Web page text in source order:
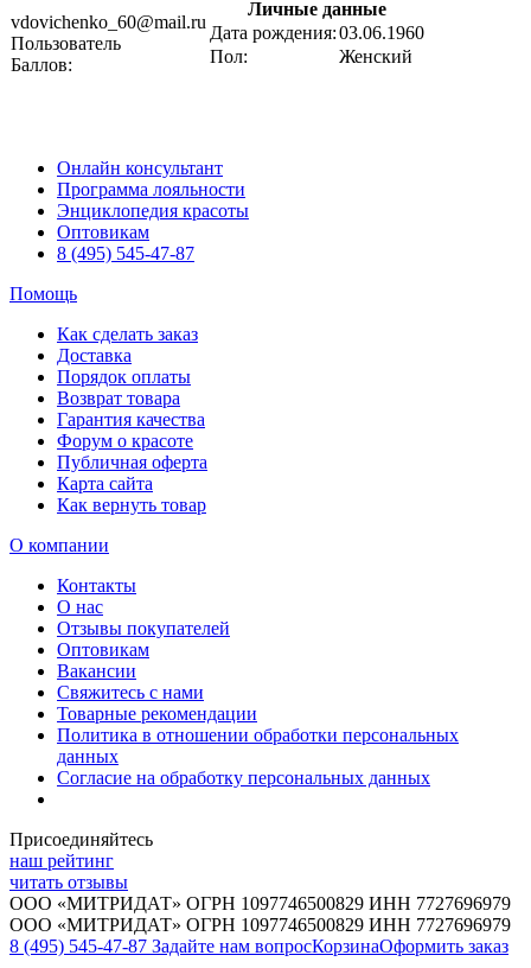
vdovichenko_60@mail.ru
Пользователь
Баллов:
Личные данные
Дата рождения:03.06.1960
Пол:
Женский
Онлайн консультант
Программа лояльности
Энциклопедия красоты
Оптовикам
8 (495) 545-47-87
Помощь
Как сделать заказ
Доставка
Порядок оплаты
Возврат товара
Гарантия качества
Форум о красоте
Публичная оферта
Карта сайта
Как вернуть товар
О компании
Контакты
О нас
Отзывы покупателей
Оптовикам
Вакансии
Свяжитесь с нами
Товарные рекомендации
Политика в отношении обработки персональных
данных
Согласие на обработку персональных данных
Присоединяйтесь
наш рейтинг
читать отзывы
ООО «МИТРИДАТ» ОГРН 1097746500829 ИНН 7727696979
ООО «МИТРИДАТ» ОГРН 1097746500829 ИНН 7727696979
8 (495) 545-47-87 Задайте нам вопросКорзинаОформить заказ